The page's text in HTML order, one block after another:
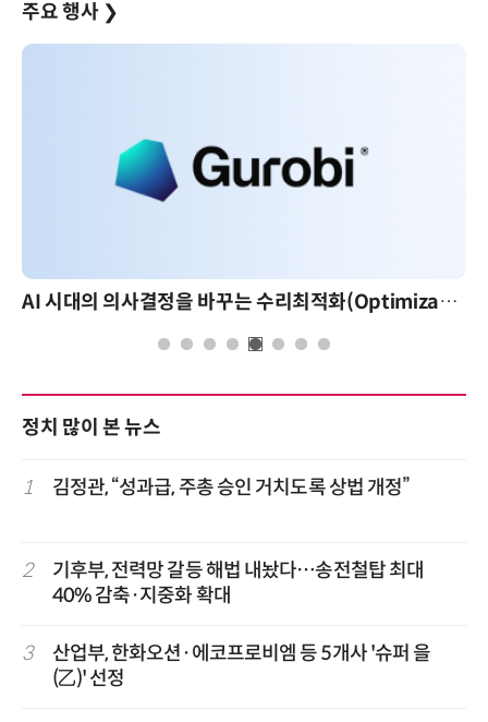
주요 행사 ❯
AI 시대의 의사결정을 바꾸는 수리최적화(Optimization): 실제 산업 적용 사례와 활용 전략
정치 많이 본 뉴스
1 김정관, “성과급, 주총 승인 거치도록 상법 개정”
2
기후부, 전력망 갈등 해법 내놨다…송전철탑 최대
40% 감축·지중화 확대
3
산업부, 한화오션·에코프로비엠 등 5개사 '슈퍼 을
(乙)' 선정